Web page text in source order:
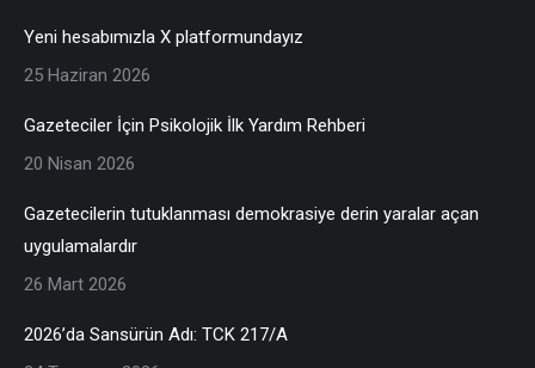
Yeni hesabımızla X platformundayız
25 Haziran 2026
Gazeteciler İçin Psikolojik İlk Yardım Rehberi
20 Nisan 2026
Gazetecilerin tutuklanması demokrasiye derin yaralar açan
uygulamalardır
26 Mart 2026
2026’da Sansürün Adı: TCK 217/A